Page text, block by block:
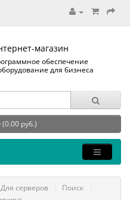
магазин
обеспечение
для бизнеса
руб.)
Для серверов
Поиск